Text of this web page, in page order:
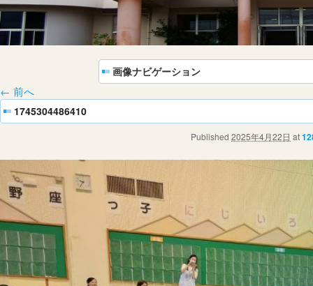
画像ナビゲーション
← 前へ
1745304486410
Published 2025年4月22日 at